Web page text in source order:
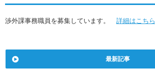
渉外課事務職員を募集しています。 詳細はこちら
最新記事